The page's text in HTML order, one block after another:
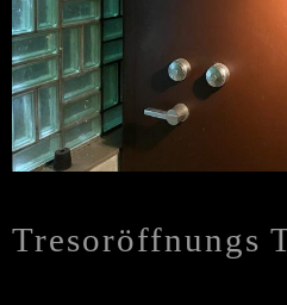
Tresoröffnungs